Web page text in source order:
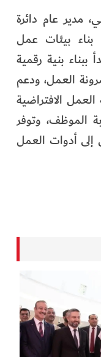
مدير عام دائرة
بناء بيئات عمل
بنية رقمية
العمل، ودعم
الافتراضية
الموظف، وتوفر
إلى أدوات العمل